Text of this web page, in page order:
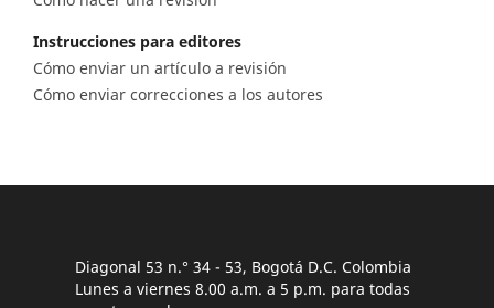
Instrucciones para editores
Cómo enviar un artículo a revisión
Cómo enviar correcciones a los autores
Diagonal 53 n.° 34 - 53, Bogotá D.C. Colombia
Lunes a viernes 8.00 a.m. a 5 p.m. para todas